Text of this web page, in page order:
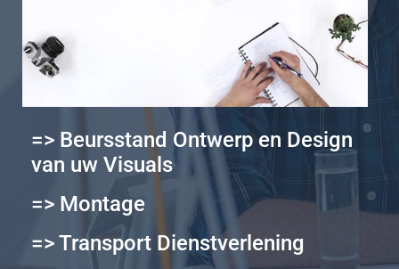
=> Beursstand Ontwerp en Design
van uw Visuals
=> Montage
=> Transport Dienstverlening